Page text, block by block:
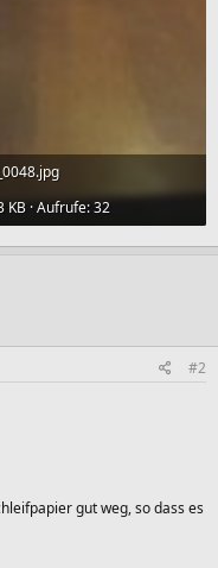
KB · Aufrufe: 32
#2
gut weg, so dass es